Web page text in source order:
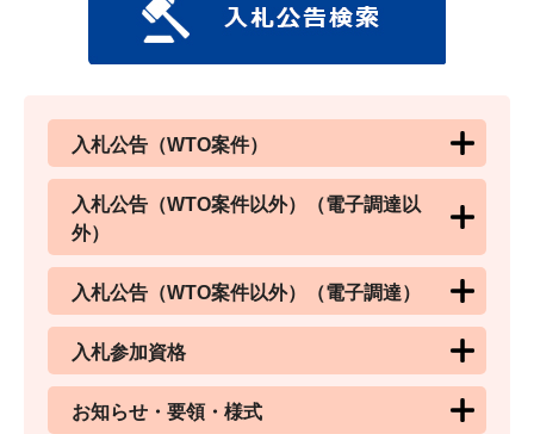
入札公告（WTO案件）
入札公告（WTO案件以外）（電子調達以
外）
入札公告（WTO案件以外）（電子調達）
入札参加資格
お知らせ・要領・様式